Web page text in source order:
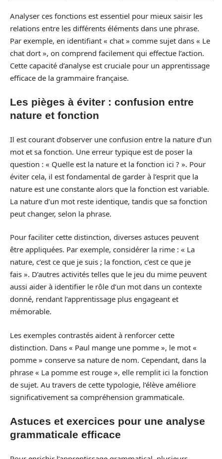
Analyser ces fonctions est essentiel pour mieux saisir les
relations entre les différents éléments dans une phrase.
Par exemple, en identifiant « chat » comme sujet dans « Le
chat dort », on comprend facilement qui effectue l’action.
Cette capacité d’analyse est cruciale pour un apprentissage
efficace de la grammaire française.
Les pièges à éviter : confusion entre
nature et fonction
Il est courant d’observer une confusion entre la nature d’un
mot et sa fonction. Une erreur typique est de poser la
question : « Quelle est la nature et la fonction ici ? ». Pour
éviter cela, il est fondamental de garder à l’esprit que la
nature est une constante alors que la fonction est variable.
La nature d’un mot reste identique, tandis que sa fonction
peut changer, selon la phrase.
Pour faciliter cette distinction, diverses astuces peuvent
être appliquées. Par exemple, considérer la rime : « La
nature, c’est ce que je suis ; la fonction, c’est ce que je
fais ». D’autres activités telles que le jeu du mime peuvent
aussi aider à identifier le rôle d’un mot dans un contexte
donné, rendant l’apprentissage plus engageant et
mémorable.
Les exemples contrastés aident à renforcer cette
distinction. Dans « Paul mange une pomme », le mot «
pomme » conserve sa nature de nom. Cependant, dans la
phrase « La pomme est rouge », elle remplit ici la fonction
de sujet. Au travers de cette typologie, l’élève améliore
significativement sa compréhension grammaticale.
Astuces et exercices pour une analyse
grammaticale efficace